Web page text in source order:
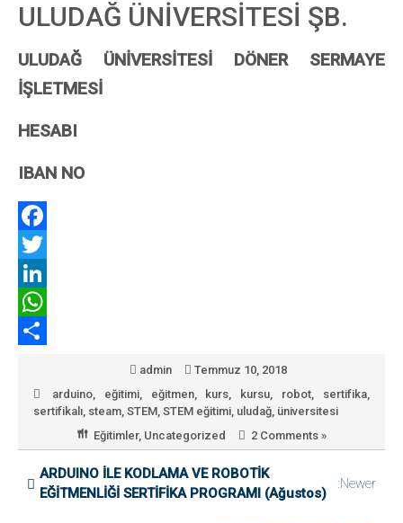
ULUDAĞ ÜNİVERSİTESİ ŞB.
ULUDAĞ ÜNİVERSİTESİ DÖNER SERMAYE
İŞLETMESİ
HESABI
IBAN NO
F
a
c
e
k
T
w
r
L
d
W
s
A
l
admin
Temmuz 10, 2018
arduino, eğitimi, eğitmen, kurs, kursu, robot, sertifika,
sertifikalı, steam, STEM, STEM eğitimi, uludağ, üniversitesi
Eğitimler, Uncategorized 2 Comments »
ARDUINO İLE KODLAMA VE ROBOTİK
EĞİTMENLİĞİ SERTİFİKA PROGRAMI (Ağustos)
:Newer